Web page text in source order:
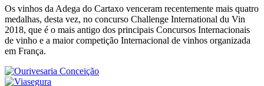
Os vinhos da Adega do Cartaxo venceram recentemente mais quatro
medalhas, desta vez, no concurso Challenge International du Vin
2018, que é o mais antigo dos principais Concursos Internacionais
de vinho e a maior competição Internacional de vinhos organizada
em França.